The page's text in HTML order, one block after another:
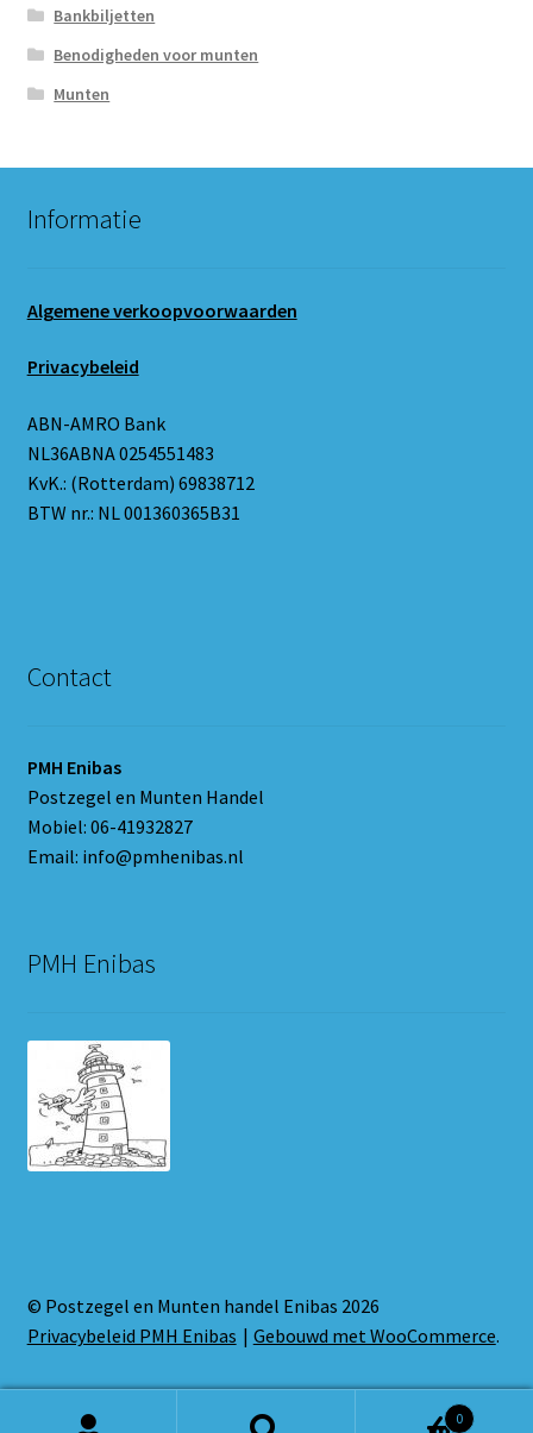
Bankbiljetten
Benodigheden voor munten
Munten
Informatie
Algemene verkoopvoorwaarden
Privacybeleid
ABN-AMRO Bank
NL36ABNA 0254551483
KvK.: (Rotterdam) 69838712
BTW nr.: NL 001360365B31
Contact
PMH Enibas
Postzegel en Munten Handel
Mobiel: 06-41932827
Email: info@pmhenibas.nl
PMH Enibas
© Postzegel en Munten handel Enibas 2026
Privacybeleid PMH Enibas
Gebouwd met WooCommerce.
0